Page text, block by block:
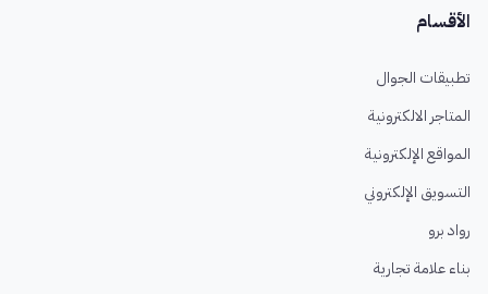
الأقسام
تطبيقات الجوال
المتاجر الالكترونية
المواقع الإلكترونية
التسويق الإلكتروني
رواد برو
بناء علامة تجارية